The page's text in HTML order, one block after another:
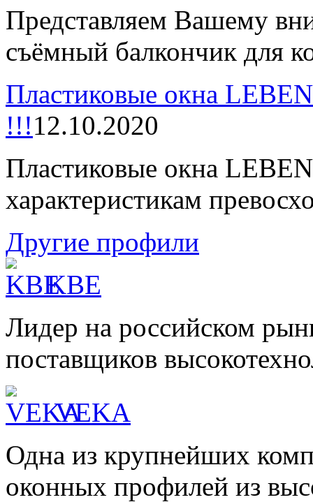
Представляем Вашему
съёмный балкончик для
Пластиковые окна
!!!12.10.2020
Пластиковые окна
характеристикам
Другие профили
KBE
Лидер на российском
поставщиков
VEKA
Одна из крупнейших
оконных профилей из